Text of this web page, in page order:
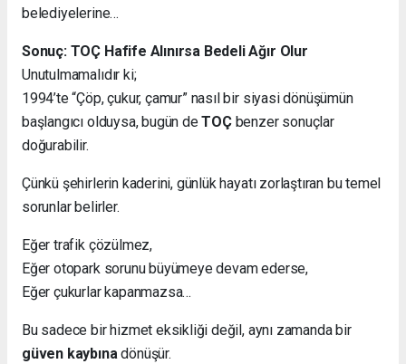
belediyelerine…
Sonuç: TOÇ Hafife Alınırsa Bedeli Ağır Olur
Unutulmamalıdır ki;
1994’te “Çöp, çukur, çamur” nasıl bir siyasi dönüşümün
başlangıcı olduysa, bugün deTOÇbenzer sonuçlar
doğurabilir.
Çünkü şehirlerin kaderini, günlük hayatı zorlaştıran bu temel
sorunlar belirler.
Eğer trafik çözülmez,
Eğer otopark sorunu büyümeye devam ederse,
Eğer çukurlar kapanmazsa…
Bu sadece bir hizmet eksikliği değil, aynı zamanda bir
güven kaybınadönüşür.